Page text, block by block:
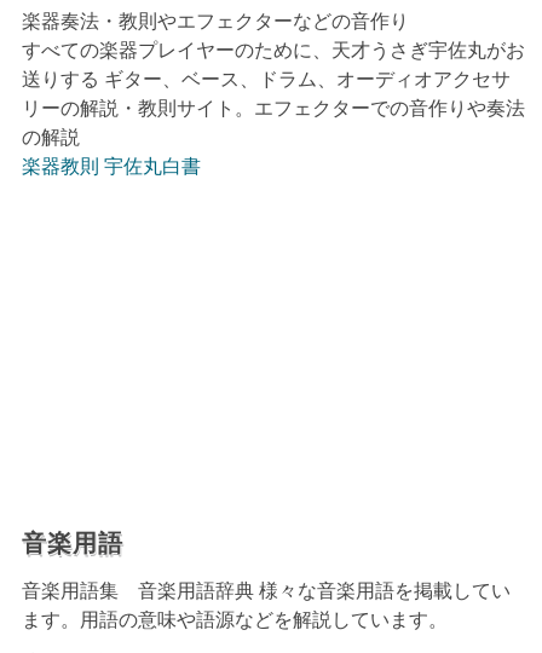
楽器奏法・教則やエフェクターなどの音作り
すべての楽器プレイヤーのために、天才うさぎ宇佐丸がお
送りする ギター、ベース、ドラム、オーディオアクセサ
リーの解説・教則サイト。エフェクターでの音作りや奏法
の解説
楽器教則 宇佐丸白書
音楽用語
音楽用語集 音楽用語辞典 様々な音楽用語を掲載してい
ます。用語の意味や語源などを解説しています。